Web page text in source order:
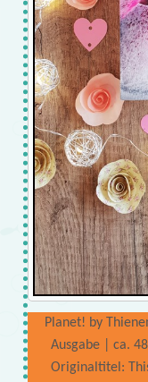
Planet! by
Ausgabe | ca.
Originaltitel: